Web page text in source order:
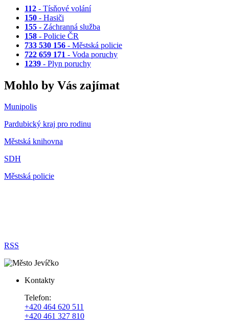
112 - Tísňové volání
150 - Hasiči
155 - Záchranná služba
158 - Policie ČR
733 530 156 - Městská policie
722 659 171 - Voda poruchy
1239 - Plyn poruchy
Mohlo by Vás zajímat
Munipolis
Pardubický kraj pro rodinu
Městská knihovna
SDH
Městská policie
RSS
Kontakty
Telefon:
+420 464 620 511
+420 461 327 810